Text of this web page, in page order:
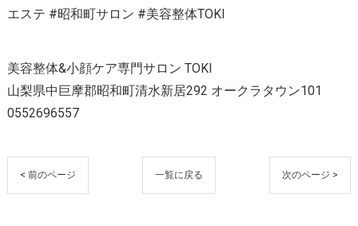
エステ #昭和町サロン #美容整体TOKI
美容整体&小顔ケア専門サロン TOKI
山梨県中巨摩郡昭和町清水新居292 オークラタウン101
0552696557
< 前のページ 一覧に戻る 次のページ >